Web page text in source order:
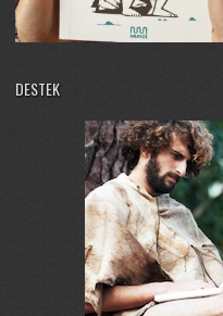
DESTEK